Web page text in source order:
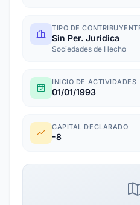
TIPO DE
Sin Per. Juridica
Sociedades de Hecho
INICIO DE ACTIVIDADES
01/01/1993
CAPITAL DECLARADO
-8